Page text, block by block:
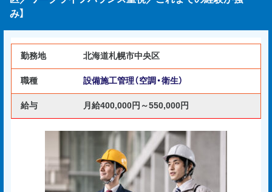
み】
勤務地 北海道札幌市中央区
職種 設備施工管理（空調・衛生）
給与 月給400,000円～550,000円